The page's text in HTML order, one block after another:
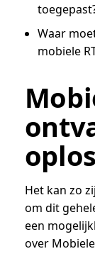
Waar
mobiele
Het kan zo
om dit
een
over Mobiele